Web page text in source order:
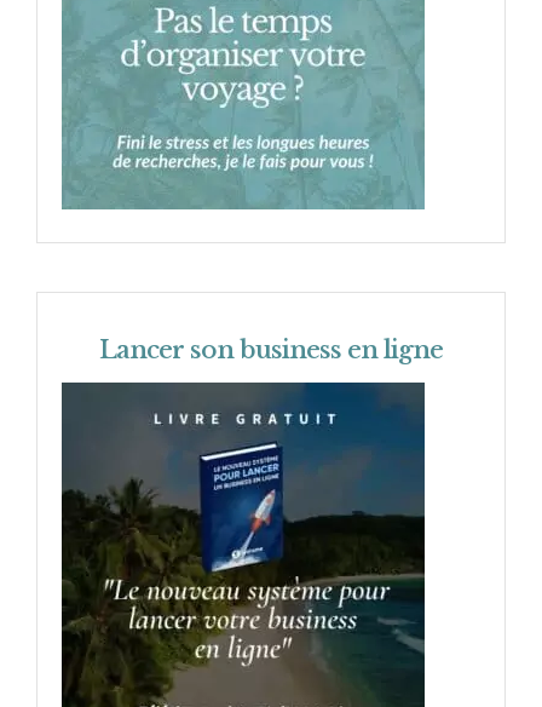
Lancer son business en ligne